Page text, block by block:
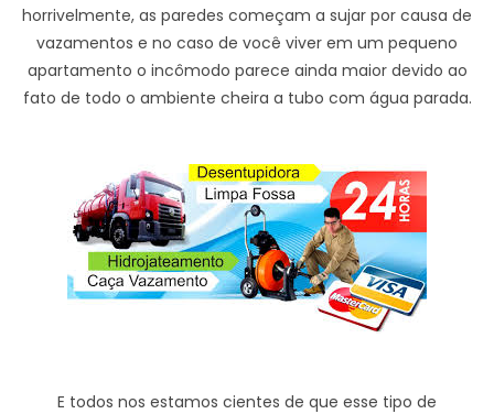
horrivelmente, as paredes começam a sujar por causa de
vazamentos e no caso de você viver em um pequeno
apartamento o incômodo parece ainda maior devido ao
fato de todo o ambiente cheira a tubo com água parada.
E todos nos estamos cientes de que esse tipo de